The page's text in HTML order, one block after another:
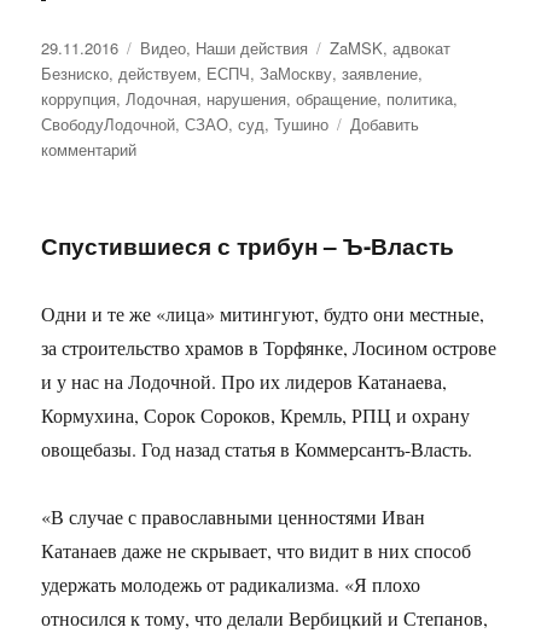
Опубликовано
29.11.2016 Рубрики
Видео, Наши действия Метки
ZaMSK,адвокат
Безниско,действуем, ЕСПЧ,ЗаМоскву,заявление,
коррупция,Лодочная, нарушения,обращение, политика,
СвободуЛодочной,СЗАО,суд,Тушино
Добавить
комментарий
ареста
Спустившиеся с трибун – Ъ-Власть
Одни и те же «лица» митингуют, будто они местные,
за строительство храмов в Торфянке, Лосином острове
и у нас на Лодочной. Про их лидеров Катанаева,
Кормухина, Сорок Сороков, Кремль, РПЦ и охрану
овощебазы. Год назад статья в Коммерсантъ-Власть.
«В случае с православными ценностями Иван
Катанаев даже не скрывает, что видит в них способ
удержать молодежь от радикализма. «Я плохо
относился к тому, что делали Вербицкий и Степанов,